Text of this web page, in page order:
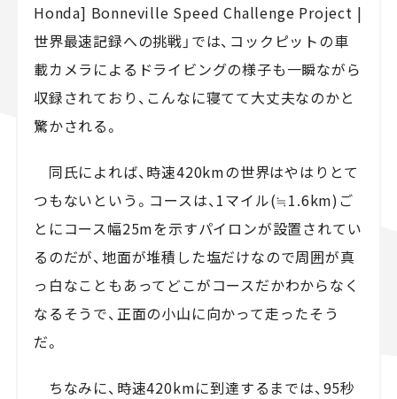
Honda] Bonneville Speed Challenge Project |
世界最速記録への挑戦」では、コックピットの車
載カメラによるドライビングの様子も一瞬ながら
収録されており、こんなに寝てて大丈夫なのかと
驚かされる。
同氏によれば、時速420kmの世界はやはりとて
つもないという。コースは、1マイル(≒1.6km)ご
とにコース幅25mを示すパイロンが設置されてい
るのだが、地面が堆積した塩だけなので周囲が真
っ白なこともあってどこがコースだかわからなく
なるそうで、正面の小山に向かって走ったそう
だ。
ちなみに、時速420kmに到達するまでは、95秒